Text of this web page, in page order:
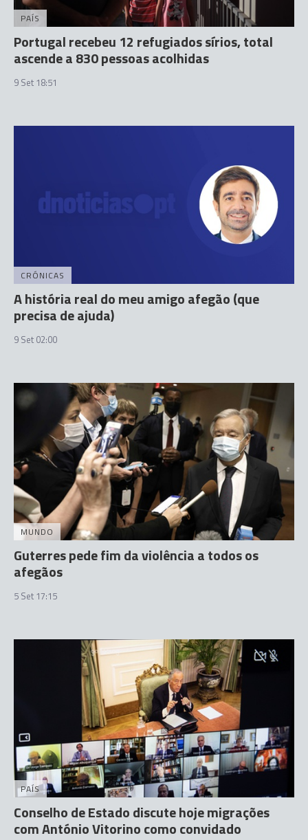
PAÍS
Portugal recebeu 12 refugiados sírios, total
ascende a 830 pessoas acolhidas
9 Set 18:51
CRÓNICAS
A história real do meu amigo afegão (que
precisa de ajuda)
9 Set 02:00
MUNDO
Guterres pede fim da violência a todos os
afegãos
5 Set 17:15
PAÍS
Conselho de Estado discute hoje migrações
com António Vitorino como convidado